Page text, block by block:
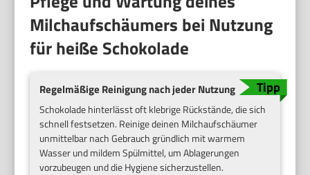
Milchaufschäumers bei Nutzung
für heiße Schokolade
Regelmäßige Reinigung nach jeder Nutzung
Schokolade hinterlässt oft klebrige Rückstände, die sich
schnell festsetzen. Reinige deinen Milchaufschäumer
unmittelbar nach Gebrauch gründlich mit warmem
Wasser und mildem Spülmittel, um Ablagerungen
vorzubeugen und die Hygiene sicherzustellen.